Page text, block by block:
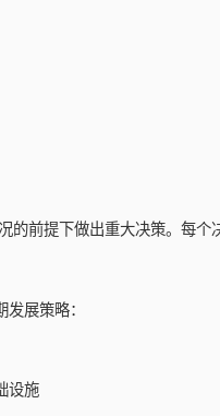
的前提下做出重大决策。每个
展策略：
设施